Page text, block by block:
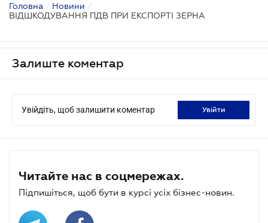
Головна / Новини /
ВІДШКОДУВАННЯ ПДВ ПРИ ЕКСПОРТІ ЗЕРНА
Залиште коментар
Увійдіть, щоб залишити коментар увійти
Читайте нас в соцмережах.
Підпишіться, щоб бути в курсі усіх бізнес-новин.